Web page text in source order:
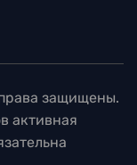
защищены.
активная